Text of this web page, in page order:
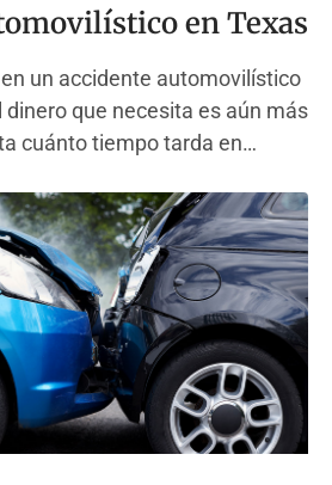
en Texas
un accidente automovilístico
dinero que necesita es aún más
cuánto tiempo tarda en
paso a paso a través de todo
reclamación por accidente